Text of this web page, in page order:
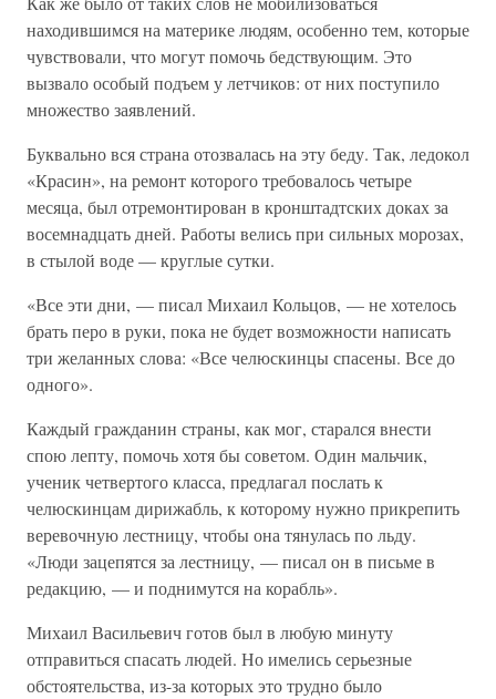
находившимся на материке людям, особенно тем, которые
чувствовали, что могут помочь бедствующим. Это
вызвало особый подъем у летчиков: от них поступило
множество заявлений.
Буквально вся страна отозвалась на эту беду. Так, ледокол
«Красин», на ремонт которого требовалось четыре
месяца, был отремонтирован в кронштадтских доках за
восемнадцать дней. Работы велись при сильных морозах,
в стылой воде — круглые сутки.
«Все эти дни, — писал Михаил Кольцов, — не хотелось
брать перо в руки, пока не будет возможности написать
три желанных слова: «Все челюскинцы спасены. Все до
одного».
Каждый гражданин страны, как мог, старался внести
спою лепту, помочь хотя бы советом. Один мальчик,
ученик четвертого класса, предлагал послать к
челюскинцам дирижабль, к которому нужно прикрепить
веревочную лестницу, чтобы она тянулась по льду.
«Люди зацепятся за лестницу, — писал он в письме в
редакцию, — и поднимутся на корабль».
Михаил Васильевич готов был в любую минуту
отправиться спасать людей. Но имелись серьезные
обстоятельства, из-за которых это трудно было